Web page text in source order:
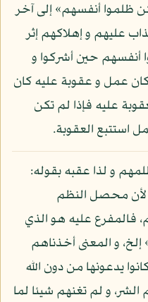
ظلموا أنفسهم» إلى آخر
عليهم و إهلاكهم إثر
حين أشركوا و
عمل و عقوبة عليه كان
عليه فإذا لم تكن
استتبع العقوبة.
و لذا عقبه بقوله:
لأن محصل النظم
فالمفرع عليه هو الذي
و المعنى أخذناهم
يدعونها من دون الله
و لم تغنهم شيئا لما